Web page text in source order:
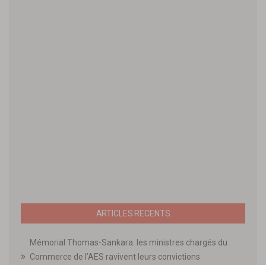
ARTICLES RECENTS
Mémorial Thomas-Sankara: les ministres chargés du
Commerce de l’AES ravivent leurs convictions